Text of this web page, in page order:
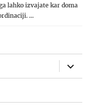
lahko izvajate kar doma
…
expand
child
menu